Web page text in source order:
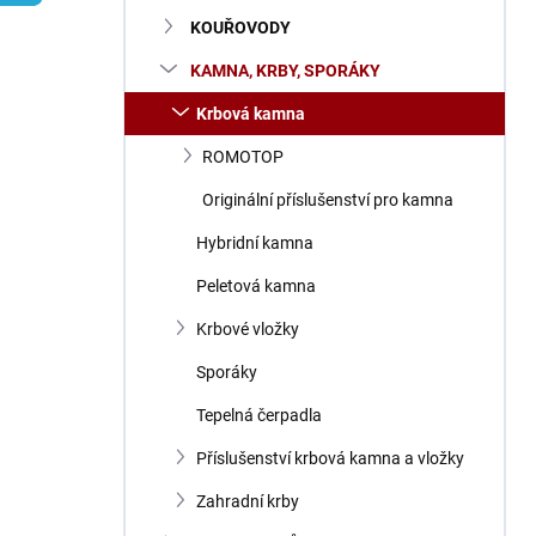
a
e
KOUŘOVODY
KAMNA, KRBY, SPORÁKY
Krbová kamna
ROMOTOP
Originální příslušenství pro kamna
Hybridní kamna
Peletová kamna
Krbové vložky
Sporáky
Tepelná čerpadla
Příslušenství krbová kamna a vložky
Zahradní krby